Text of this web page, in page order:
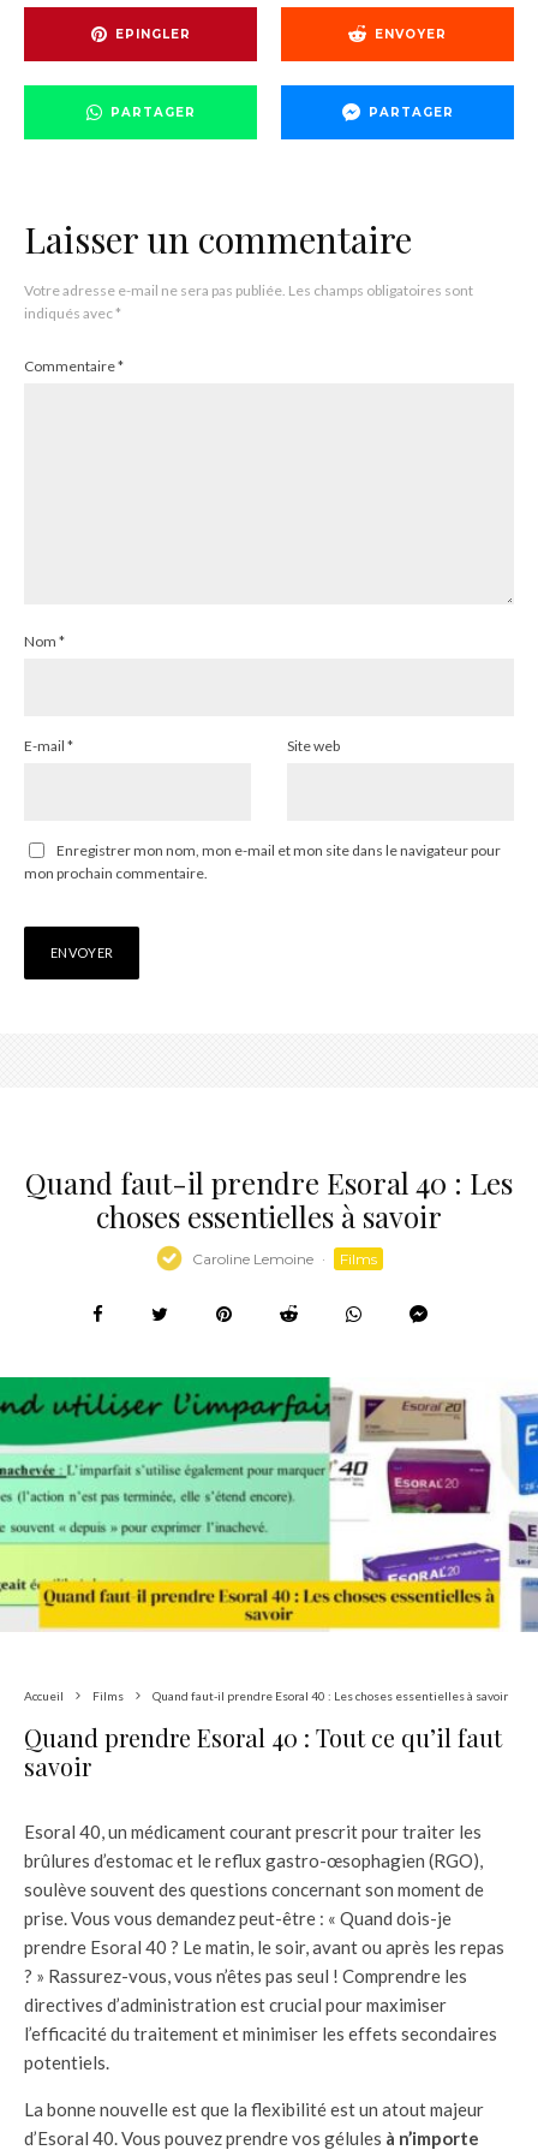
EPINGLER ENVOYER
PARTAGER PARTAGER
Laisser un commentaire
Votre adresse e-mail ne sera pas publiée. Les champs obligatoires sont
indiqués avec*
Commentaire*
Nom *
E-mail * Site web
Enregistrer mon nom, mon e-mail et mon site dans le navigateur pour
mon prochain commentaire.
Quand faut-il prendre Esoral 40 : Les
choses essentielles à savoir
Caroline Lemoine · Films
Accueil Films Quand faut-il prendre Esoral 40 : Les choses essentielles à savoir
Quand prendre Esoral 40 : Tout ce qu’il faut
savoir
Esoral 40, un médicament courant prescrit pour traiter les
brûlures d’estomac et le reflux gastro-œsophagien (RGO),
soulève souvent des questions concernant son moment de
prise. Vous vous demandez peut-être : « Quand dois-je
prendre Esoral 40 ? Le matin, le soir, avant ou après les repas
? » Rassurez-vous, vous n’êtes pas seul ! Comprendre les
directives d’administration est crucial pour maximiser
l’efficacité du traitement et minimiser les effets secondaires
potentiels.
La bonne nouvelle est que la flexibilité est un atout majeur
d’Esoral 40. Vous pouvez prendre vos gélules à n’importe